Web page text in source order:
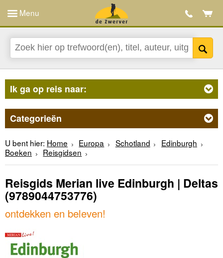
Menu
Ik ga op reis naar:
Categorieën
U bent hier: Home Europa Schotland
Edinburgh
Boeken
Reisgidsen
Reisgids Merian live Edinburgh | Deltas
(9789044753776)
ontdekken en beleven!